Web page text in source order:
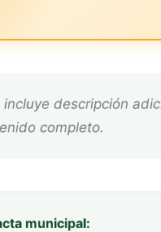
completo.
municipal: